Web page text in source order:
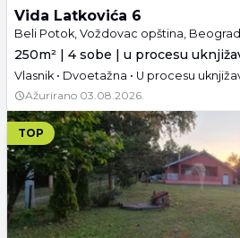
Vida Latkovića 6
Beli Potok, Voždovac opština, Beograd
Ažurirano 03.08.2026.
TOP